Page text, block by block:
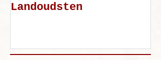
Sjamanisme: De